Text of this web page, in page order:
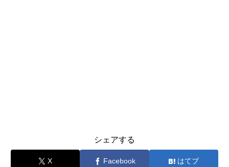
シェアする
X Facebook はてブ